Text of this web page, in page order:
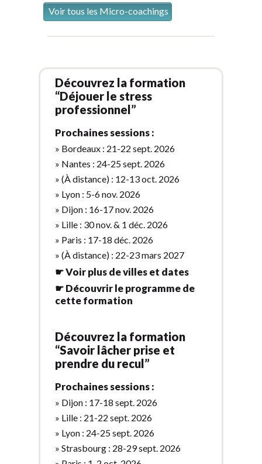
Voir tous les Micro-coachings
Découvrez la formation
“Déjouer le stress
professionnel”
Prochaines sessions :
» Bordeaux : 21-22 sept. 2026
» Nantes : 24-25 sept. 2026
» (À distance) : 12-13 oct. 2026
» Lyon : 5-6 nov. 2026
» Dijon : 16-17 nov. 2026
» Lille : 30 nov. & 1 déc. 2026
» Paris : 17-18 déc. 2026
» (À distance) : 22-23 mars 2027
☛ Voir plus de villes et dates
☛ Découvrir le programme de
cette formation
Découvrez la formation
“Savoir lâcher prise et
prendre du recul”
Prochaines sessions :
» Dijon : 17-18 sept. 2026
» Lille : 21-22 sept. 2026
» Lyon : 24-25 sept. 2026
» Strasbourg : 28-29 sept. 2026